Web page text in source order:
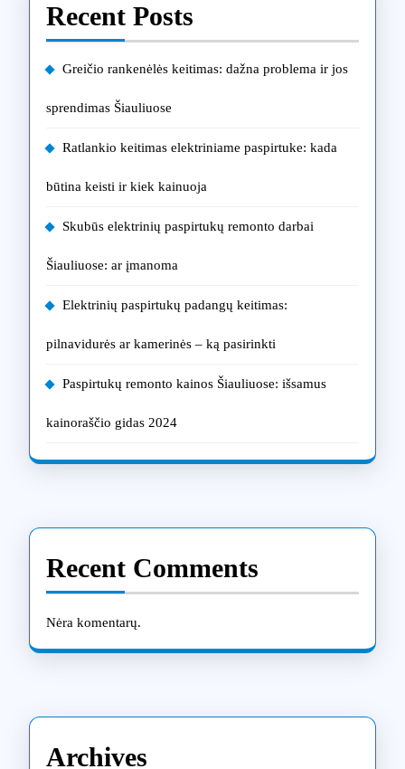
Recent Posts
Greičio rankenėlės keitimas: dažna problema ir jos
sprendimas Šiauliuose
Ratlankio keitimas elektriniame paspirtuke: kada
būtina keisti ir kiek kainuoja
Skubūs elektrinių paspirtukų remonto darbai
Šiauliuose: ar įmanoma
Elektrinių paspirtukų padangų keitimas:
pilnavidurės ar kamerinės – ką pasirinkti
Paspirtukų remonto kainos Šiauliuose: išsamus
kainoraščio gidas 2024
Recent Comments
Nėra komentarų.
Archives